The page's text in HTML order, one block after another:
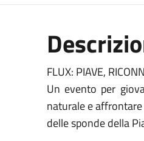
FLUX: PIAVE,
Un evento per
naturale e
delle sponde della